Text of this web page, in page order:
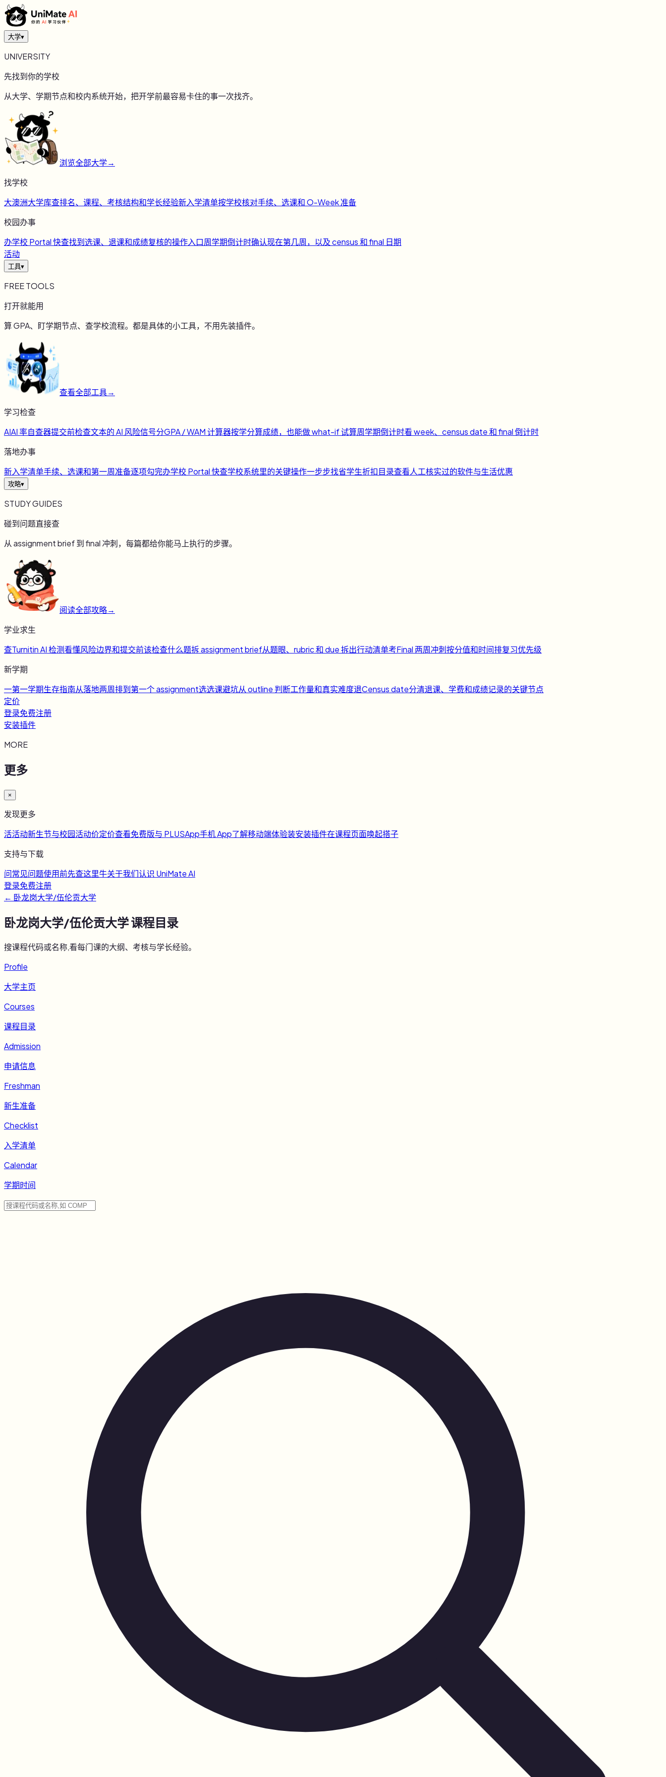
大学▾
UNIVERSITY
先找到你的学校
从大学、学期节点和校内系统开始，把开学前最容易卡住的事一次找齐。
浏览全部大学→
找学校
大澳洲大学库查排名、课程、考核结构和学长经验新入学清单按学校核对手续、选课和 O-Week 准备
校园办事
办学校 Portal 快查找到选课、退课和成绩复核的操作入口周学期倒计时确认现在第几周，以及 census 和 final 日期
活动
工具▾
FREE TOOLS
打开就能用
算 GPA、盯学期节点、查学校流程。都是具体的小工具，不用先装插件。
查看全部工具→
学习检查
AIAI 率自查器提交前检查文本的 AI 风险信号分GPA / WAM 计算器按学分算成绩，也能做 what-if 试算周学期倒计时看 week、census date 和 final 倒计时
落地办事
新入学清单手续、选课和第一周准备逐项勾完办学校 Portal 快查学校系统里的关键操作一步步找省学生折扣目录查看人工核实过的软件与生活优惠
攻略▾
STUDY GUIDES
碰到问题直接查
从 assignment brief 到 final 冲刺，每篇都给你能马上执行的步骤。
阅读全部攻略→
学业求生
查Turnitin AI 检测看懂风险边界和提交前该检查什么题拆 assignment brief从题眼、rubric 和 due 拆出行动清单考Final 两周冲刺按分值和时间排复习优先级
新学期
一第一学期生存指南从落地两周排到第一个 assignment选选课避坑从 outline 判断工作量和真实难度退Census date分清退课、学费和成绩记录的关键节点
定价
登录免费注册
安装插件
MORE
更多
×
发现更多
活活动新生节与校园活动价定价查看免费版与 PLUSApp手机 App了解移动端体验装安装插件在课程页面唤起搭子
支持与下载
问常见问题使用前先查这里牛关于我们认识 UniMate AI
登录免费注册
← 卧龙岗大学/伍伦贡大学
卧龙岗大学/伍伦贡大学课程目录
搜课程代码或名称,看每门课的大纲、考核与学长经验。
Profile
大学主页
Courses
课程目录
Admission
申请信息
Freshman
新生准备
Checklist
入学清单
Calendar
学期时间